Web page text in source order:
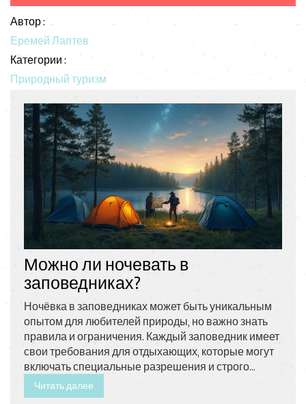
Автор :
Еремей Лаптев
Категории :
Природный туризм
Можно ли ночевать в
заповедниках?
Ночёвка в заповедниках может быть уникальным
опытом для любителей природы, но важно знать
правила и ограничения. Каждый заповедник имеет
свои требования для отдыхающих, которые могут
включать специальные разрешения и строго
определенные места для лагерей. Знание законов
и уважение к экосистеме - ключевые элементы для
Читать далее